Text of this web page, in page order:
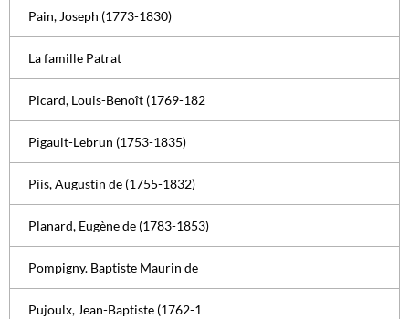
Pain, Joseph (1773-1830)
La famille Patrat
Picard, Louis-Benoît (1769-182
Pigault-Lebrun (1753-1835)
Piis, Augustin de (1755-1832)
Planard, Eugène de (1783-1853)
Pompigny. Baptiste Maurin de
Pujoulx, Jean-Baptiste (1762-1